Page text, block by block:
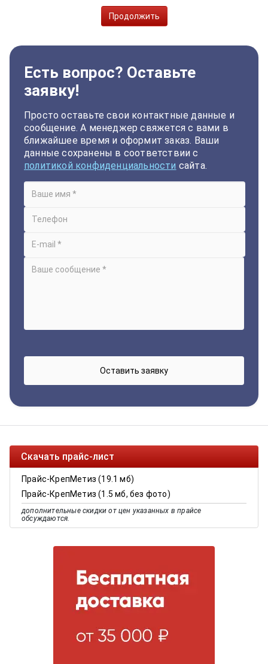
Продолжить
Есть вопрос? Оставьте
заявку!
Просто оставьте свои контактные данные и
сообщение. А менеджер свяжется с вами в
ближайшее время и оформит заказ. Ваши
данные сохранены в соответствии с
политикой конфиденциальности сайта.
Скачать прайс-лист
Прайс-КрепМетиз (19.1 мб)
Прайс-КрепМетиз (1.5 мб, без фото)
дополнительные скидки от цен указанных в прайсе
обсуждаются.